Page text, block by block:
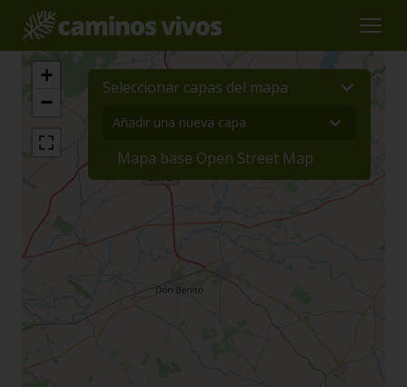
Seleccionar capas del mapa
Mapa base Open Street Map
+
−